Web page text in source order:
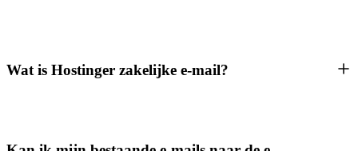
Wat is Hostinger zakelijke e-mail?